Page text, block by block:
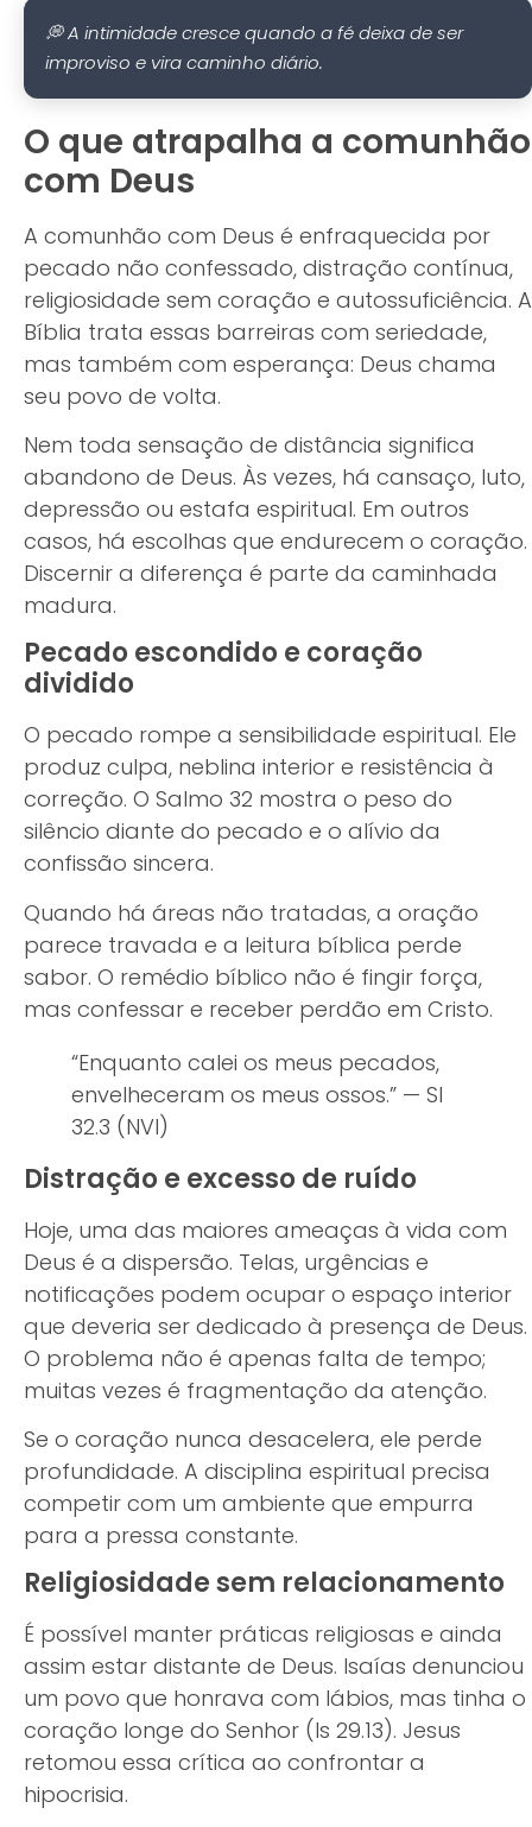
💭 A intimidade cresce quando a fé deixa de ser
improviso e vira caminho diário.
O que atrapalha a comunhão
com Deus
A comunhão com Deus é enfraquecida por
pecado não confessado, distração contínua,
religiosidade sem coração e autossuficiência. A
Bíblia trata essas barreiras com seriedade,
mas também com esperança: Deus chama
seu povo de volta.
Nem toda sensação de distância significa
abandono de Deus. Às vezes, há cansaço, luto,
depressão ou estafa espiritual. Em outros
casos, há escolhas que endurecem o coração.
Discernir a diferença é parte da caminhada
madura.
Pecado escondido e coração
dividido
O pecado rompe a sensibilidade espiritual. Ele
produz culpa, neblina interior e resistência à
correção. O Salmo 32 mostra o peso do
silêncio diante do pecado e o alívio da
confissão sincera.
Quando há áreas não tratadas, a oração
parece travada e a leitura bíblica perde
sabor. O remédio bíblico não é fingir força,
mas confessar e receber perdão em Cristo.
“Enquanto calei os meus pecados,
envelheceram os meus ossos.” — Sl
32.3 (NVI)
Distração e excesso de ruído
Hoje, uma das maiores ameaças à vida com
Deus é a dispersão. Telas, urgências e
notificações podem ocupar o espaço interior
que deveria ser dedicado à presença de Deus.
O problema não é apenas falta de tempo;
muitas vezes é fragmentação da atenção.
Se o coração nunca desacelera, ele perde
profundidade. A disciplina espiritual precisa
competir com um ambiente que empurra
para a pressa constante.
Religiosidade sem relacionamento
É possível manter práticas religiosas e ainda
assim estar distante de Deus. Isaías denunciou
um povo que honrava com lábios, mas tinha o
coração longe do Senhor (Is 29.13). Jesus
retomou essa crítica ao confrontar a
hipocrisia.